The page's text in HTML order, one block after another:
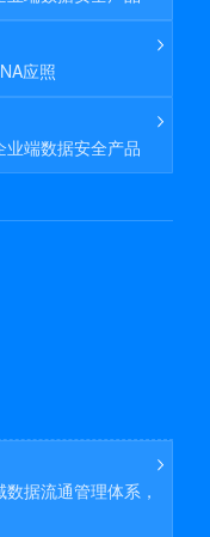
应照
端数据安全产品
据流通管理体系，